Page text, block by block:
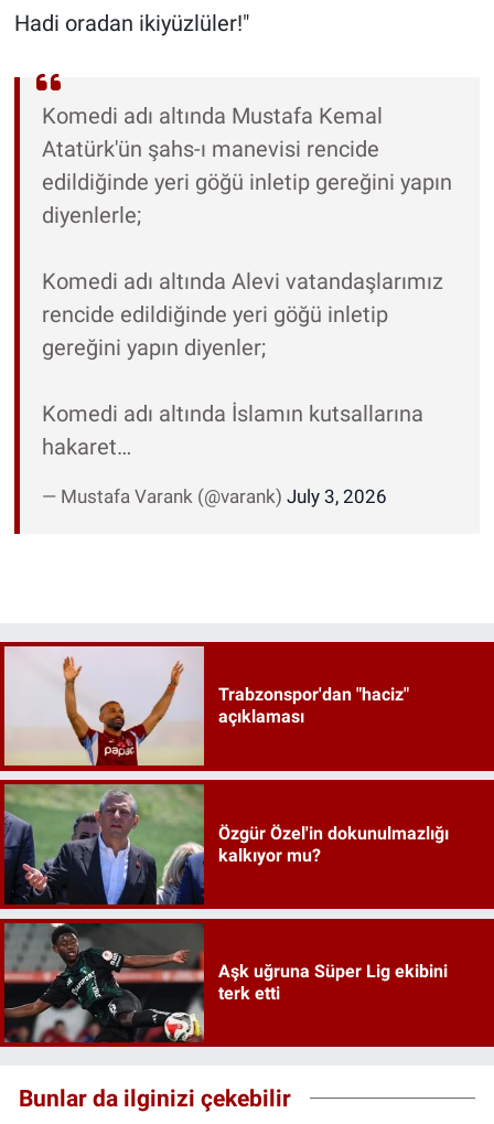
Hadi oradan ikiyüzlüler!"
Komedi adı altında Mustafa Kemal
Atatürk'ün şahs-ı manevisi rencide
edildiğinde yeri göğü inletip gereğini yapın
diyenlerle;
Komedi adı altında Alevi vatandaşlarımız
rencide edildiğinde yeri göğü inletip
gereğini yapın diyenler;
Komedi adı altında İslamın kutsallarına
hakaret…
— Mustafa Varank (@varank) July 3, 2026
Trabzonspor'dan "haciz"
açıklaması
Özgür Özel'in dokunulmazlığı
kalkıyor mu?
Aşk uğruna Süper Lig ekibini
terk etti
Bunlar da ilginizi çekebilir